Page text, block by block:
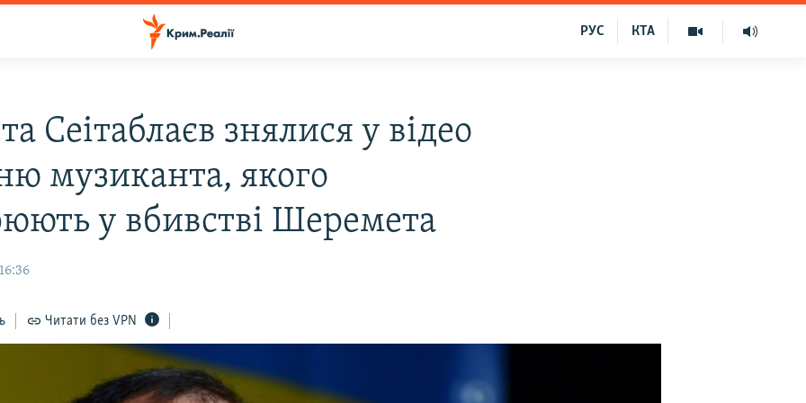
КТА
РУС
Сеітаблаєв знялися у відео
музиканта, якого
у вбивстві Шеремета
Читати без VPN